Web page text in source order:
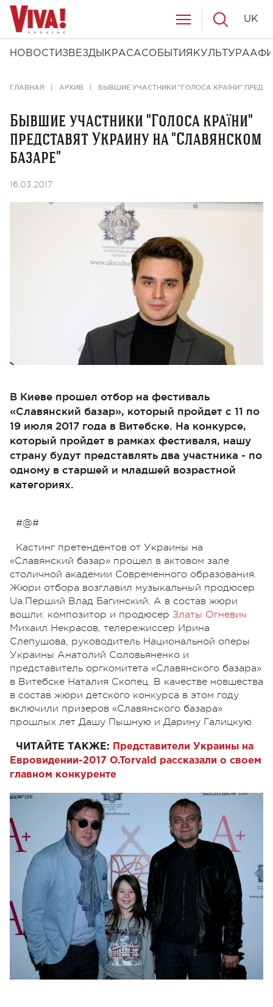
НОВОСТИ ЗВЕЗДЫ КРАСАСОБЫТИЯ КУЛЬТУРА
UK
ГЛАВНАЯ АРХИВ БЫВШИЕ УЧАСТНИКИ "ГОЛОСА КРАЇНИ"
Бывшие участники "Голоса країни"
представят Украину на "Славянском
базаре"
16.03.2017
В Киеве прошел отбор на фестиваль
«Славянский базар», который пройдет с 11 по
19 июля 2017 года в Витебске. На конкурсе,
который пройдет в рамках фестиваля, нашу
страну будут представлять два участника - по
одному в старшей и младшей возрастной
категориях.
#@#
Кастинг претендентов от Украины на
«Славянский базар» прошел в актовом зале
столичной академии Современного образования.
Жюри отбора возглавил музыкальный продюсер
Ua.Перший Влад Багинский. А в состав жюри
вошли: композитор и продюсер Златы Огневич
Михаил Некрасов, телережиссер Ирина
Слепушова, руководитель Национальной оперы
Украины Анатолий Соловьяненко и
представитель оргкомитета «Славянского базара»
в Витебске Наталия Скопец. В качестве новшества
в состав жюри детского конкурса в этом году
включили призеров «Славянского базара»
прошлых лет Дашу Пышную и Дарину Галицкую.
ЧИТАЙТЕ ТАКЖЕ:
Представители Украины на
Евровидении-2017 O.Torvald рассказали о своем
главном конкуренте